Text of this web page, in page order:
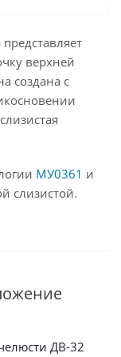
верхней
создана с
МУ0361 и
слизистой.
ДВ-32